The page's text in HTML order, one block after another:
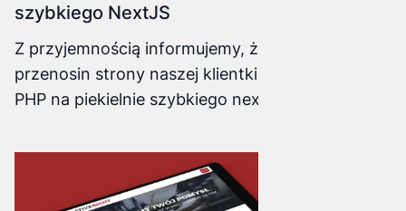
szybkiego NextJS
Z przyjemnością informujemy, że operacja
przenosin strony naszej klientki z powolnego
PHP na piekielnie szybkiego nextJS została
borykała się z różnymi problemami, od słabego
SEO po błędy w kodzie oraz działaniu samej
strony. Nieużywany CMS został zastąpiony